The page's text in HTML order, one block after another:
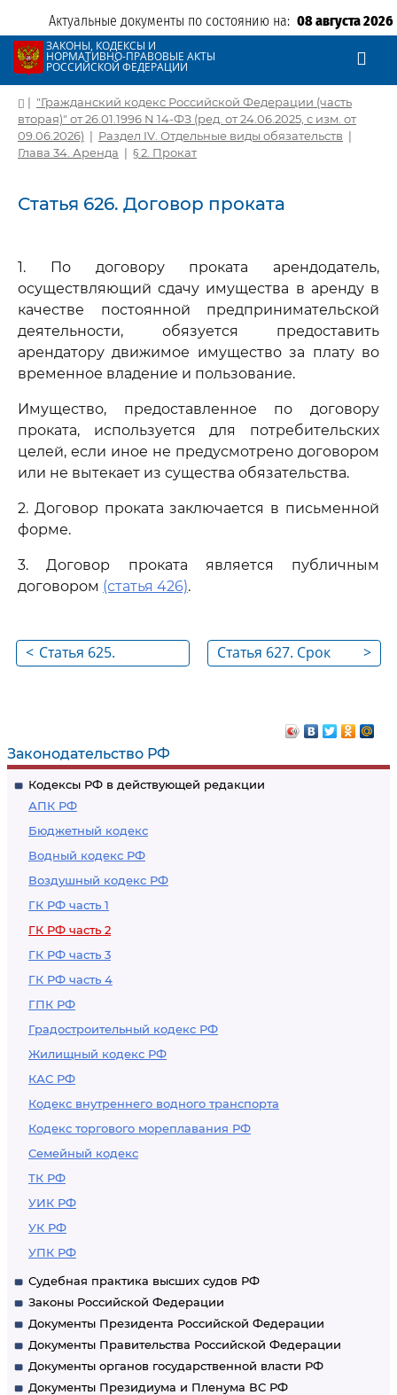
Актуальные документы по состоянию на: 08 августа 2026
ЗАКОНЫ, КОДЕКСЫ И
НОРМАТИВНО-ПРАВОВЫЕ АКТЫ
РОССИЙСКОЙ ФЕДЕРАЦИИ
Законодательство РФ
Кодексы РФ в действующей редакции
АПК РФ
Бюджетный кодекс
Водный кодекс РФ
Воздушный кодекс РФ
ГК РФ часть 1
ГК РФ часть 2
ГК РФ часть 3
ГК РФ часть 4
ГПК РФ
Градостроительный кодекс РФ
Жилищный кодекс РФ
КАС РФ
Кодекс внутреннего водного транспорта
Кодекс торгового мореплавания РФ
Семейный кодекс
ТК РФ
УИК РФ
УК РФ
УПК РФ
Судебная практика высших судов РФ
Законы Российской Федерации
Документы Президента Российской Федерации
Документы Правительства Российской Федерации
Документы органов государственной власти РФ
Документы Президиума и Пленума ВС РФ
| "Гражданский кодекс Российской Федерации (часть
вторая)" от 26.01.1996 N 14-ФЗ (ред. от 24.06.2025, с изм. от
09.06.2026) | Раздел IV. Отдельные виды обязательств |
Глава 34. Аренда | § 2. Прокат
Статья 626. Договор проката
1. По договору проката арендодатель,
осуществляющий сдачу имущества в аренду в
качестве постоянной предпринимательской
деятельности, обязуется предоставить
арендатору движимое имущество за плату во
временное владение и пользование.
Имущество, предоставленное по договору
проката, используется для потребительских
целей, если иное не предусмотрено договором
или не вытекает из существа обязательства.
2. Договор проката заключается в письменной
форме.
3. Договор проката является публичным
договором (статья 426).
< Статья 625.
отдельных видов
имущества
>
Статья 627. Срок